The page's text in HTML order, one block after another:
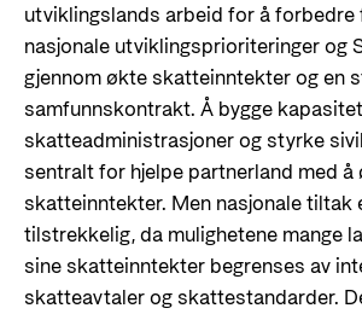
utviklingslands arbeid for å forbedre
nasjonale utviklingsprioriteringer og
gjennom økte skatteinntekter og en
samfunnskontrakt. Å bygge
skatteadministrasjoner og styrke
sentralt for hjelpe partnerland med å
skatteinntekter. Men nasjonale tiltak
tilstrekkelig, da mulighetene mange
sine skatteinntekter begrenses av
skatteavtaler og skattestandarder.